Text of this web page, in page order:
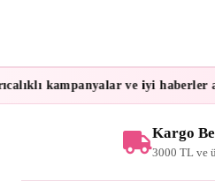
kampanyalar ve iyi haberler al.
Kargo
3000 TL ve